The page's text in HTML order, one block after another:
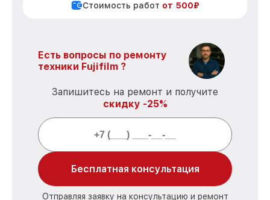
Стоимость работ от 500₽
Есть вопросы по ремонту
техники Fujifilm ?
Запишитесь на ремонт и получите
скидку -25%
Бесплатная консультация
Отправляя заявку на консультацию и ремонт